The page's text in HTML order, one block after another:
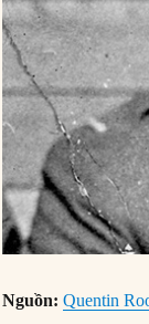
Nguồn:Quentin